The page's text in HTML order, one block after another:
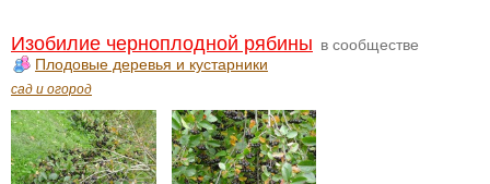
Изобилие черноплодной рябины в сообществе
Плодовые деревья и кустарники
сад и огород